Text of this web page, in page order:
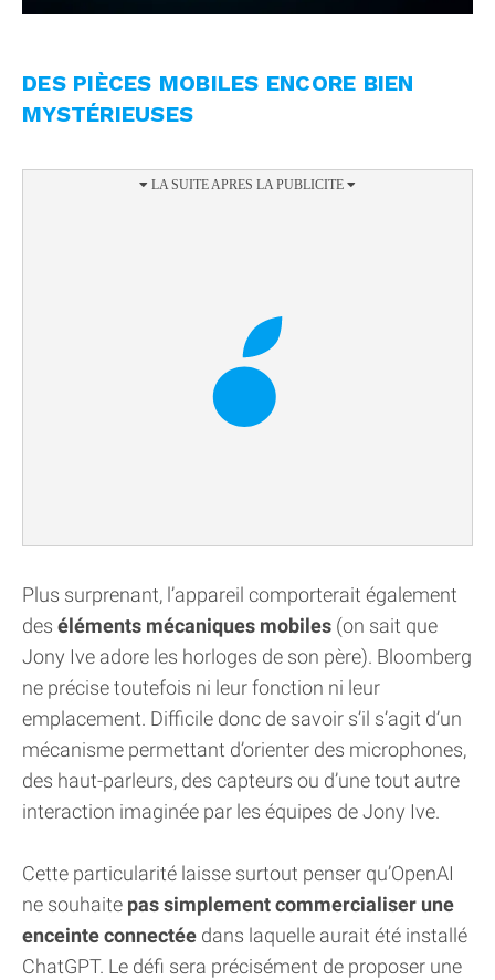
DES PIÈCES MOBILES ENCORE BIEN
MYSTÉRIEUSES
Plus surprenant, l’appareil comporterait également
des éléments mécaniques mobiles (on sait que
Jony Ive adore les horloges de son père). Bloomberg
ne précise toutefois ni leur fonction ni leur
emplacement. Difficile donc de savoir s’il s’agit d’un
mécanisme permettant d’orienter des microphones,
des haut-parleurs, des capteurs ou d’une tout autre
interaction imaginée par les équipes de Jony Ive.
Cette particularité laisse surtout penser qu’OpenAI
ne souhaite pas simplement commercialiser une
enceinte connectée dans laquelle aurait été installé
ChatGPT. Le défi sera précisément de proposer une